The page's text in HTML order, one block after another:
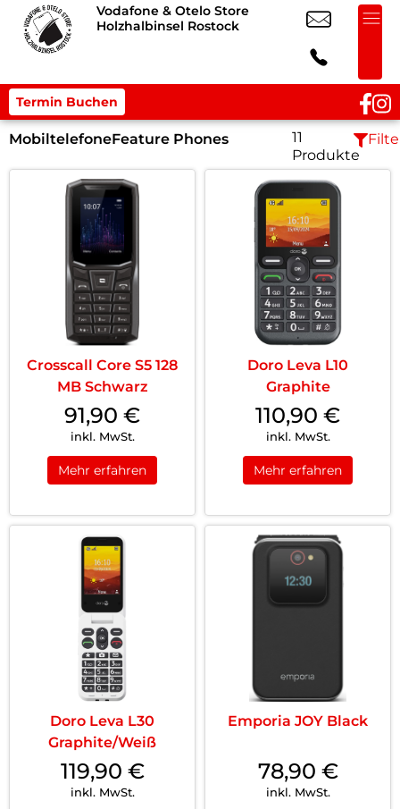
Vodafone & Otelo Store
Holzhalbinsel Rostock
Termin Buchen
MobiltelefoneFeature Phones
11
Produkte
Crosscall Core S5 128
MB Schwarz
91,90 €
inkl. MwSt.
Mehr erfahren
Doro Leva L10
Graphite
110,90 €
inkl. MwSt.
Mehr erfahren
Doro Leva L30
Graphite/Weiß
119,90 €
inkl. MwSt.
Emporia JOY Black
78,90 €
inkl. MwSt.